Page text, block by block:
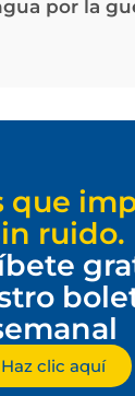
por la
que
ruido.
Haz clic aquí